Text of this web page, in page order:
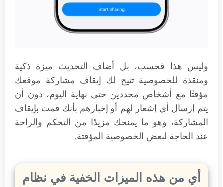
وليس هذا فحسب، بل أضاف التحديث ميزة ذكية
ومنقذة للخصوصية تتيح لك إيقاف مشاركة موقعك
مؤقتًا مع أشخاص محددين حتى نهاية اليوم، دون أن
يتم إرسال أي إشعار لهم أو إخبارهم بأنك قمت بإيقاف
المشاركة، وهو ما يمنحك مزيدًا من التحكم والراحة
عند الحاجة لبعض الخصوصية المؤقتة.
أي من هذه الميزات الخفية في نظام